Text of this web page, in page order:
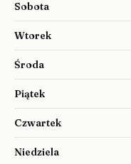
Sobota
Wtorek
Środa
Piątek
Czwartek
Niedziela